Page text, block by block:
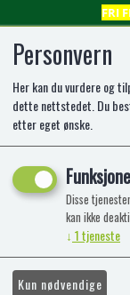
FRI
Mountain
Kampanje
Personvern
Her kan du vurdere og
dette nettstedet. Du
etter eget ønske.
Disse
kan ikke
↓ 1tjeneste
Kun nødvendige